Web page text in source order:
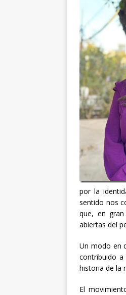
por la
sentido nos
que, en
abiertas del
Un modo en
contribuido
historia de la
El